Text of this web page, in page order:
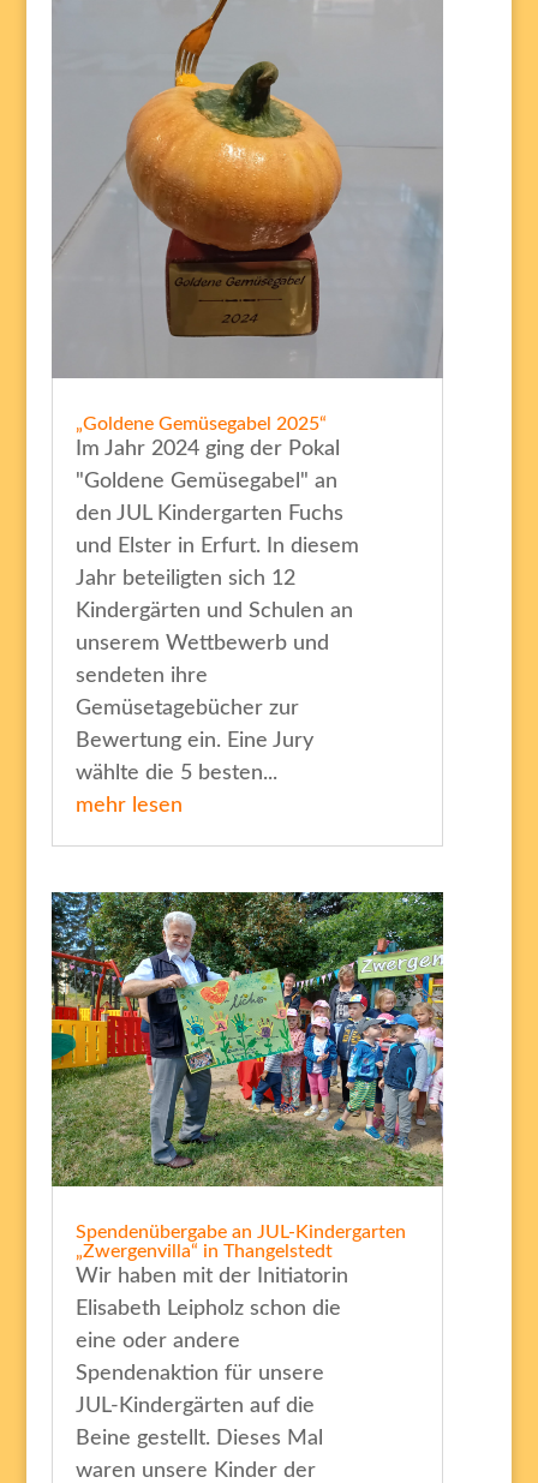
„Goldene Gemüsegabel 2025“
Im Jahr 2024 ging der Pokal
"Goldene Gemüsegabel" an
den JUL Kindergarten Fuchs
und Elster in Erfurt. In diesem
Jahr beteiligten sich 12
Kindergärten und Schulen an
unserem Wettbewerb und
sendeten ihre
Gemüsetagebücher zur
Bewertung ein. Eine Jury
wählte die 5 besten...
mehr lesen
Spendenübergabe an JUL-Kindergarten
„Zwergenvilla“ in Thangelstedt
Wir haben mit der Initiatorin
Elisabeth Leipholz schon die
eine oder andere
Spendenaktion für unsere
JUL-Kindergärten auf die
Beine gestellt. Dieses Mal
waren unsere Kinder der